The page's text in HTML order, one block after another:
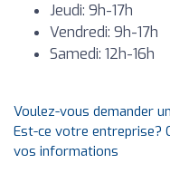
Jeudi: 9h-17h
Vendredi: 9h-17h
Samedi: 12h-16h
Voulez-vous demander
Est-ce votre entreprise?
vos informations